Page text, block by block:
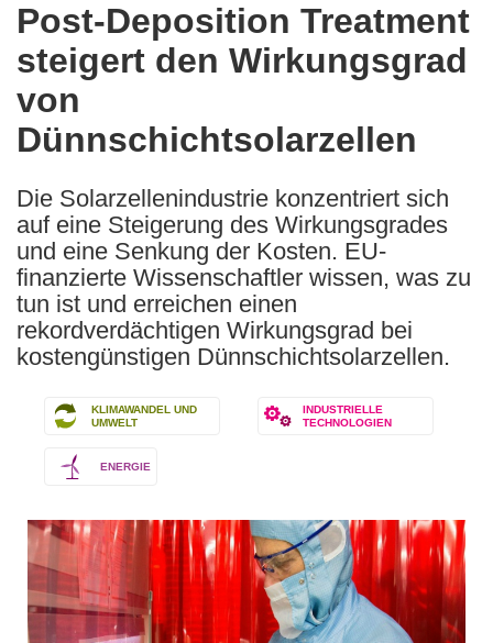
the
following
languages:
Post-Deposition Treatment
steigert den Wirkungsgrad
von
Dünnschichtsolarzellen
Die Solarzellenindustrie konzentriert sich
auf eine Steigerung des Wirkungsgrades
und eine Senkung der Kosten. EU-
finanzierte Wissenschaftler wissen, was zu
tun ist und erreichen einen
rekordverdächtigen Wirkungsgrad bei
kostengünstigen Dünnschichtsolarzellen.
KLIMAWANDEL UND
UMWELT
INDUSTRIELLE
TECHNOLOGIEN
ENERGIE